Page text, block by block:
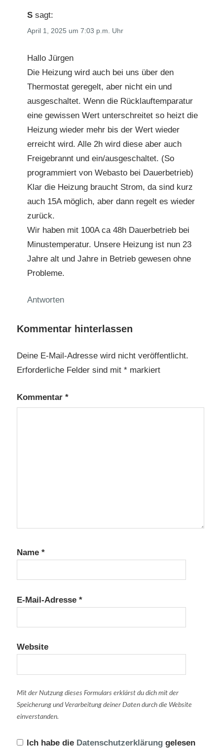
S sagt:
April 1, 2025 um 7:03 p.m. Uhr
Hallo Jürgen
Die Heizung wird auch bei uns über den
Thermostat geregelt, aber nicht ein und
ausgeschaltet. Wenn die Rücklauftemparatur
eine gewissen Wert unterschreitet so heizt die
Heizung wieder mehr bis der Wert wieder
erreicht wird. Alle 2h wird diese aber auch
Freigebrannt und ein/ausgeschaltet. (So
programmiert von Webasto bei Dauerbetrieb)
Klar die Heizung braucht Strom, da sind kurz
auch 15A möglich, aber dann regelt es wieder
zurück.
Wir haben mit 100A ca 48h Dauerbetrieb bei
Minustemperatur. Unsere Heizung ist nun 23
Jahre alt und Jahre in Betrieb gewesen ohne
Probleme.
Antworten
Kommentar hinterlassen
Deine E-Mail-Adresse wird nicht veröffentlicht.
Erforderliche Felder sind mit * markiert
Kommentar *
Name *
E-Mail-Adresse *
Website
Mit der Nutzung dieses Formulars erklärst du dich mit der
Speicherung und Verarbeitung deiner Daten durch die Website
einverstanden.
Ich habe die Datenschutzerklärung gelesen